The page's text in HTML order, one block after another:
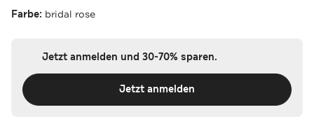
Farbe: bridal rose
Jetzt anmelden und 30-70% sparen.
Jetzt anmelden